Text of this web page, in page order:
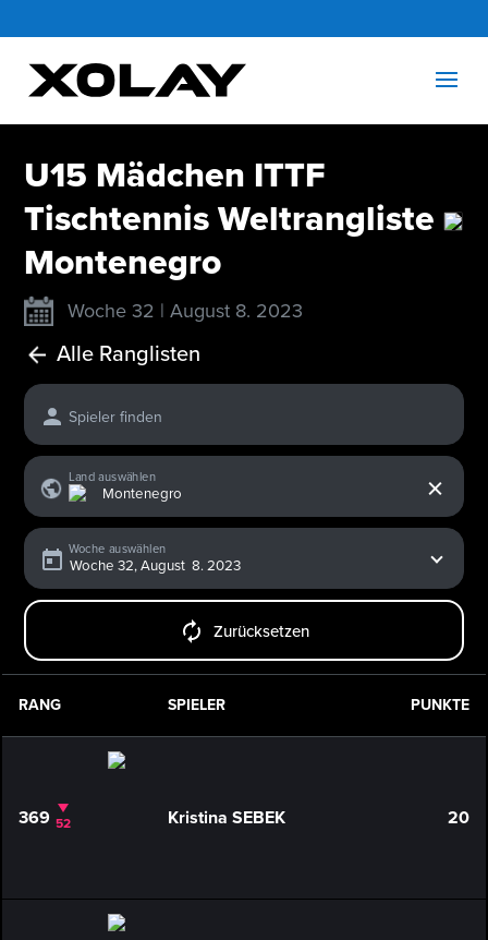
U15 Mädchen ITTF
Tischtennis Weltrangliste
Montenegro
Woche 32 | August 8. 2023
Alle Ranglisten
Spieler finden
Land auswählen
Woche auswählen
Zurücksetzen
RANG SPIELER PUNKTE
369 52 Kristina SEBEK 20